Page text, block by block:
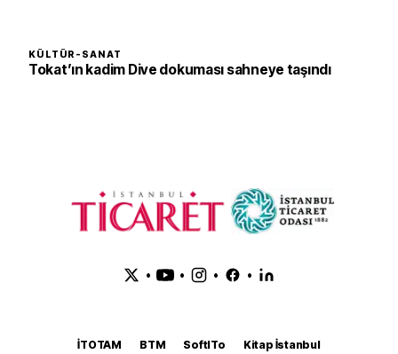
KÜLTÜR-SANAT
Tokat’ın kadim Dive dokuması sahneye taşındı
• • • •
İTOTAM BTM SoftITo
Kitap İstanbul